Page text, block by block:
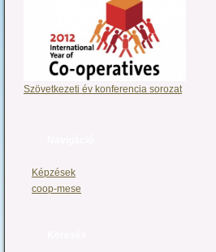
Szövetkezeti év konferencia sorozat
Képzések
coop-mese